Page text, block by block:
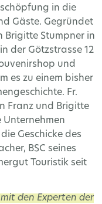
in die
Gäste. Gegründet
Brigitte Stumpner in
der Götzstrasse 12
und
es zu einem bisher
Fr.
Franz und Brigitte
Unternehmen
Geschicke des
BSC seines
Touristik seit
den Experten der